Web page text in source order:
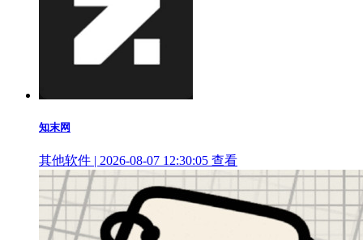
知末网
其他软件 | 2026-08-07 12:30:05 查看